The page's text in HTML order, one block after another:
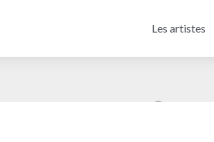
Les artistes